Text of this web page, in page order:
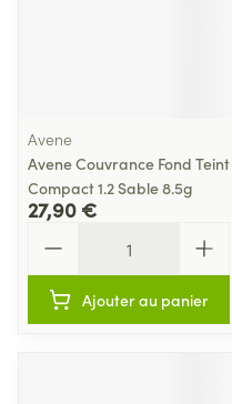
Avene
Avene Couvrance Fond Teint
Compact 1.2 Sable 8.5g
27,90 €
Ajouter au panier